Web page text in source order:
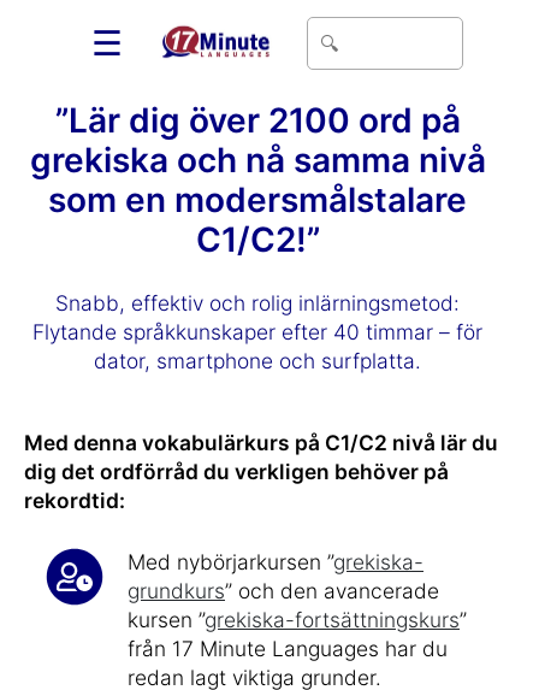
☰
”Lär dig över 2100 ord på
grekiska och nå samma nivå
som en modersmålstalare
C1/C2!”
Snabb, effektiv och rolig inlärningsmetod:
Flytande språkkunskaper efter 40 timmar – för
dator, smartphone och surfplatta.
Med denna vokabulärkurs på C1/C2 nivå lär du
dig det ordförråd du verkligen behöver på
rekordtid:
Med nybörjarkursen ”grekiska-
grundkurs” och den avancerade
kursen ”grekiska-fortsättningskurs”
från 17 Minute Languages har du
redan lagt viktiga grunder.